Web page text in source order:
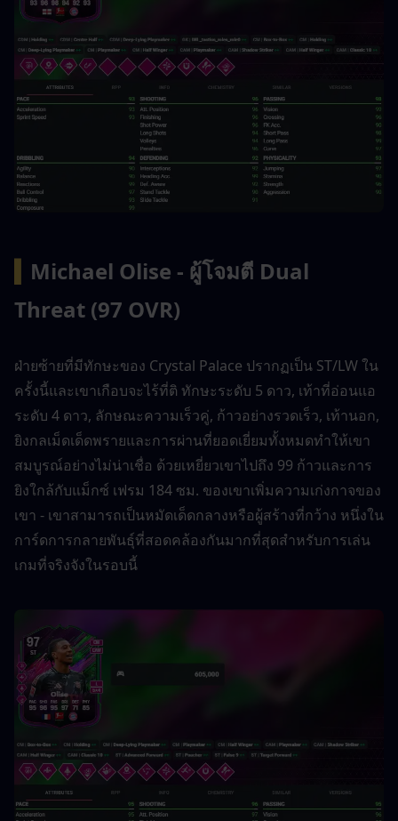
Michael Olise - ผู้โจมตี Dual
Threat (97 OVR)
ฝ่ายซ้ายที่มีทักษะของ Crystal Palace ปรากฏเป็น ST/LW ใน
ครั้งนี้และเขาเกือบจะไร้ที่ติ ทักษะระดับ 5 ดาว, เท้าที่อ่อนแอ
ระดับ 4 ดาว, ลักษณะความเร็วคู่, ก้าวอย่างรวดเร็ว, เท้านอก,
ยิงกลเม็ดเด็ดพรายและการผ่านที่ยอดเยี่ยมทั้งหมดทำให้เขา
สมบูรณ์อย่างไม่น่าเชื่อ ด้วยเหยี่ยวเขาไปถึง 99 ก้าวและการ
ยิงใกล้กับแม็กซ์ เฟรม 184 ซม. ของเขาเพิ่มความเก่งกาจของ
เขา - เขาสามารถเป็นหมัดเด็ดกลางหรือผู้สร้างที่กว้าง หนึ่งใน
การ์ดการกลายพันธุ์ที่สอดคล้องกันมากที่สุดสำหรับการเล่น
เกมที่จริงจังในรอบนี้